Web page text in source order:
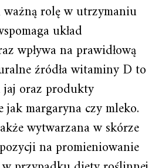
rolę w utrzymaniu
układ
wpływa na prawidłową
źródła witaminy D to
jaj oraz produkty
jak margaryna czy mleko.
wytwarzana w skórze
na promieniowanie